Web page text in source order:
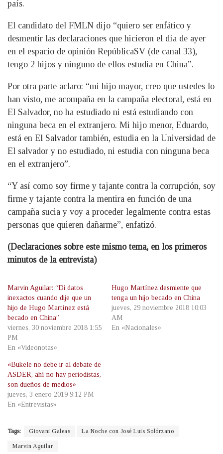
país.
El candidato del FMLN dijo “quiero ser enfático y
desmentir las declaraciones que hicieron el día de ayer
en el espacio de opinión RepúblicaSV (de canal 33),
tengo 2 hijos y ninguno de ellos estudia en China”.
Por otra parte aclaro: “mi hijo mayor, creo que ustedes lo
han visto, me acompaña en la campaña electoral, está en
El Salvador, no ha estudiado ni está estudiando con
ninguna beca en el extranjero. Mi hijo menor, Eduardo,
está en El Salvador también, estudia en la Universidad de
El salvador y no estudiado, ni estudia con ninguna beca
en el extranjero”.
“Y así como soy firme y tajante contra la corrupción, soy
firme y tajante contra la mentira en función de una
campaña sucia y voy a proceder legalmente contra estas
personas que quieren dañarme”, enfatizó.
(Declaraciones sobre este mismo tema, en los primeros
minutos de la entrevista)
Marvin Aguilar: “Di datos
inexactos cuando dije que un
hijo de Hugo Martínez está
becado en China”
viernes, 30 noviembre 2018 1:55
PM
En «Videonotas»
Hugo Martínez desmiente que
tenga un hijo becado en China
jueves, 29 noviembre 2018 10:03
AM
En «Nacionales»
«Bukele no debe ir al debate de
ASDER, ahí no hay periodistas,
son dueños de medios»
jueves, 3 enero 2019 9:12 PM
En «Entrevistas»
Tags: Giovani Galeas La Noche con José Luis Solórzano
Marvin Aguilar